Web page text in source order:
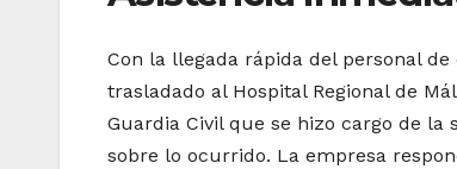
Con la llegada rápida del personal
trasladado al Hospital Regional de
Guardia Civil que se hizo cargo de
sobre lo ocurrido. La empresa